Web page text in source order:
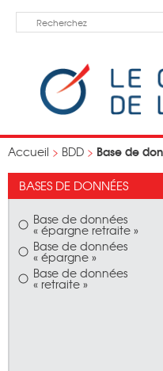
Accueil > BDD > Base de
BASES DE DONNÉES
Base de données
« épargne retraite »
Base de données
« épargne »
Base de données
« retraite »